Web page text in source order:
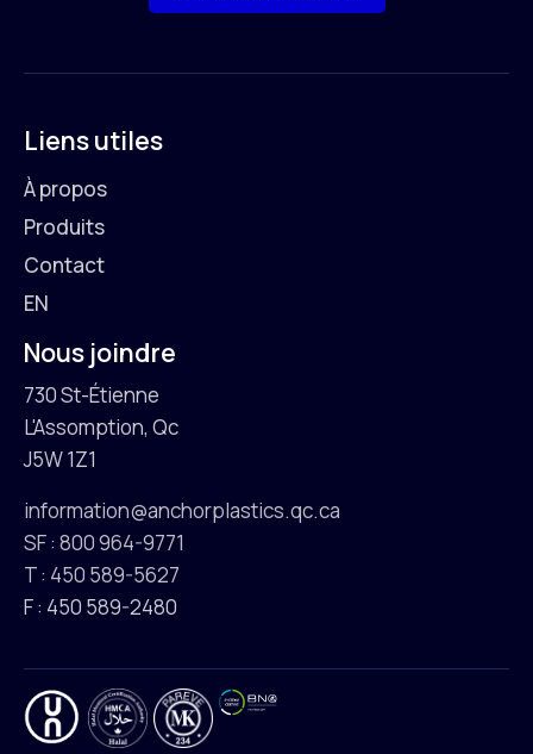
Liens utiles
À propos
Produits
Contact
EN
Nous joindre
730 St-Étienne
L'Assomption, Qc
J5W 1Z1
information@anchorplastics.qc.ca
SF : 800 964-9771
T : 450 589-5627
F : 450 589-2480